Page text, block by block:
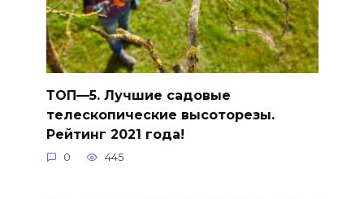
ТОП—5. Лучшие садовые
телескопические высоторезы.
Рейтинг 2021 года!
0 445